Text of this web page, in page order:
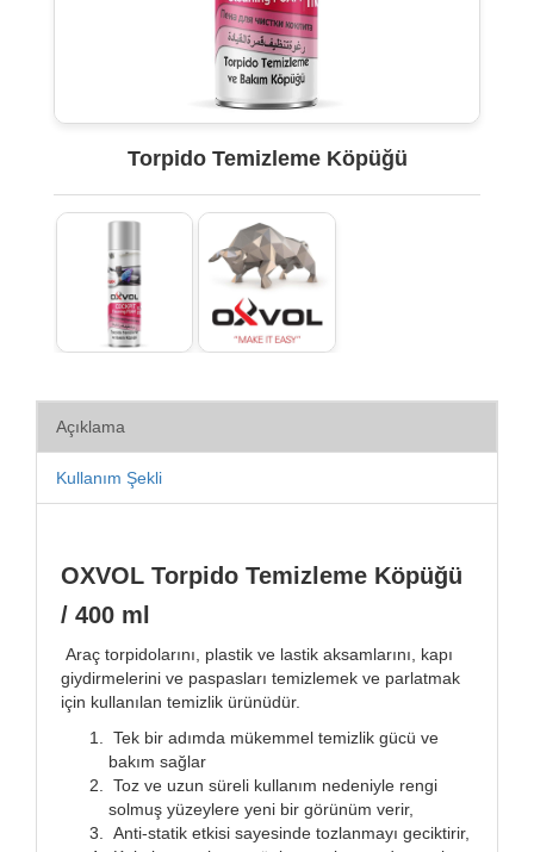
Torpido Temizleme Köpüğü
Açıklama
Kullanım Şekli
OXVOL Torpido Temizleme Köpüğü
/ 400 ml
Araç torpidolarını, plastik ve lastik aksamlarını, kapı
giydirmelerini ve paspasları temizlemek ve parlatmak
için kullanılan temizlik ürünüdür.
Tek bir adımda mükemmel temizlik gücü ve
bakım sağlar
Toz ve uzun süreli kullanım nedeniyle rengi
solmuş yüzeylere yeni bir görünüm verir,
Anti-statik etkisi sayesinde tozlanmayı geciktirir,